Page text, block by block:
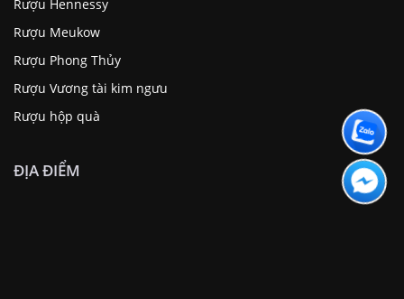
Rượu Hennessy
Rượu Meukow
Rượu Phong Thủy
Rượu Vương tài kim ngưu
Rượu hộp quà
ĐỊA ĐIỂM